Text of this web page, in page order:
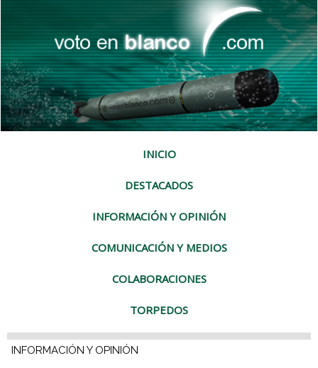
INICIO
DESTACADOS
INFORMACIÓN Y OPINIÓN
COMUNICACIÓN Y MEDIOS
COLABORACIONES
TORPEDOS
INFORMACIÓN Y OPINIÓN